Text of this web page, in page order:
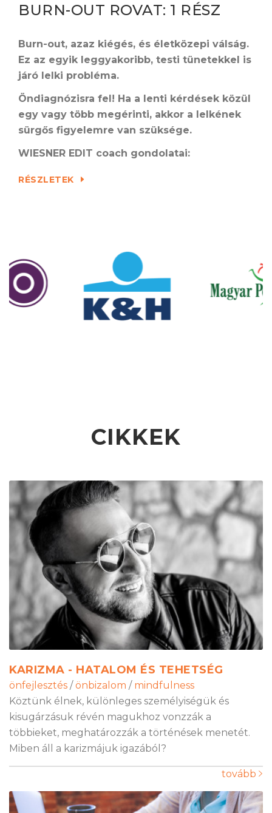
BURN-OUT ROVAT: 1 RÉSZ
Burn-out, azaz kiégés, és életközepi válság.
Ez az egyik leggyakoribb, testi tünetekkel is
járó lelki probléma.
Öndiagnózisra fel! Ha a lenti kérdések közül
egy vagy több megérinti, akkor a lelkének
sürgős figyelemre van szüksége.
WIESNER EDIT coach gondolatai:
RÉSZLETEK
CIKKEK
KARIZMA - HATALOM ÉS TEHETSÉG
önfejlesztés / önbizalom / mindfulness
Köztünk élnek, különleges személyiségük és
kisugárzásuk révén magukhoz vonzzák a
többieket, meghatározzák a történések menetét.
Miben áll a karizmájuk igazából?
tovább